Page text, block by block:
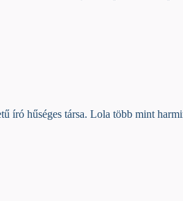
író hűséges társa. Lola több mint